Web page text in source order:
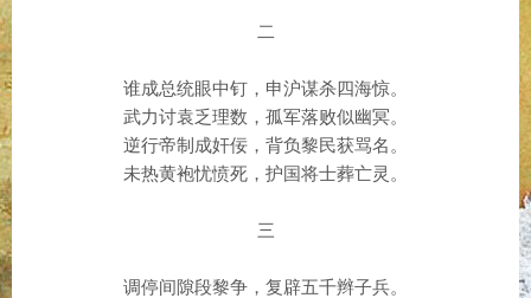
二
谁成总统眼中钉，申沪谋杀四海惊。
武力讨袁乏理数，孤军落败似幽冥。
逆行帝制成奸佞，背负黎民获骂名。
未热黄袍忧愤死，护国将士葬亡灵。
三
调停间隙段黎争，复辟五千辫子兵。